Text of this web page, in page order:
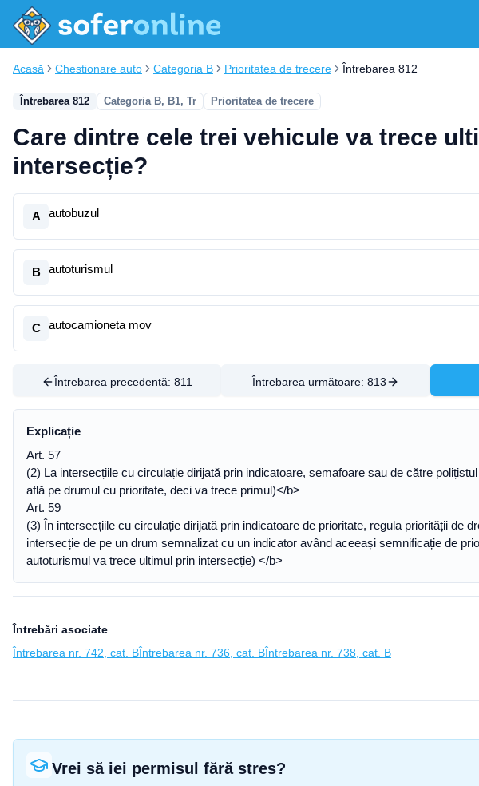
Acasă Chestionare auto Categoria B Prioritatea de trecere Întrebarea 812
Întrebarea 812 Categoria B, B1, Tr Prioritatea de trecere
Care dintre cele trei vehicule va trece
intersecție?
A autobuzul
B autoturismul
C autocamioneta mov
Întrebarea precedentă:811 Întrebarea următoare: 813
Explicație
Art. 57
(2) La intersecțiile cu circulație dirijată prin indicatoare, semafoare sau de către
află pe drumul cu prioritate, deci va trece primul)</b>
Art. 59
(3) În intersecțiile cu circulație dirijată prin indicatoare de prioritate, regula priorității
intersecție de pe un drum semnalizat cu un indicator având aceeași semnificație de
autoturismul va trece ultimul prin intersecție) </b>
Întrebări asociate
Întrebarea nr. 742, cat. BÎntrebarea nr. 736, cat. BÎntrebarea nr. 738, cat. B
Vrei să iei permisul fără stres?